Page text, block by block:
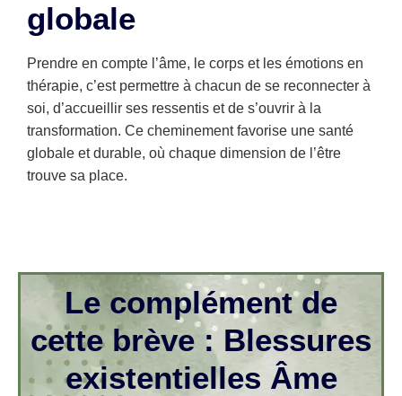
globale
Prendre en compte l’âme, le corps et les émotions en
thérapie, c’est permettre à chacun de se reconnecter à
soi, d’accueillir ses ressentis et de s’ouvrir à la
transformation. Ce cheminement favorise une santé
globale et durable, où chaque dimension de l’être
trouve sa place.
Le complément de
cette brève : Blessures
existentielles Âme